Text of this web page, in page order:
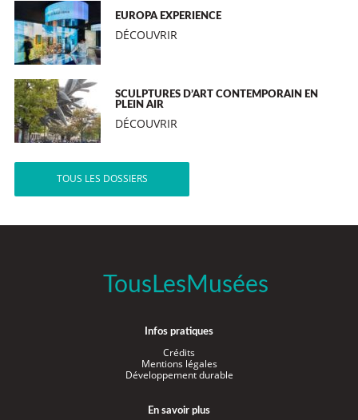
EUROPA EXPERIENCE
DÉCOUVRIR
SCULPTURES D’ART CONTEMPORAIN EN
PLEIN AIR
DÉCOUVRIR
TOUS LES DOSSIERS
TousLesMusées
Infos pratiques
Crédits
Mentions légales
Développement durable
En savoir plus